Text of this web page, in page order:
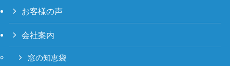
お客様の声
会社案内
窓の知恵袋